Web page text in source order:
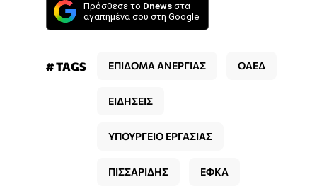
Πρόσθεσε το Dnews στα
αγαπημένα σου στη Google
# TAGS ΕΠΙΔΟΜΑ ΑΝΕΡΓΙΑΣ ΟΑΕΔ
ΕΙΔΗΣΕΙΣ
ΥΠΟΥΡΓΕΙΟ ΕΡΓΑΣΙΑΣ
ΠΙΣΣΑΡΙΔΗΣ ΕΦΚΑ